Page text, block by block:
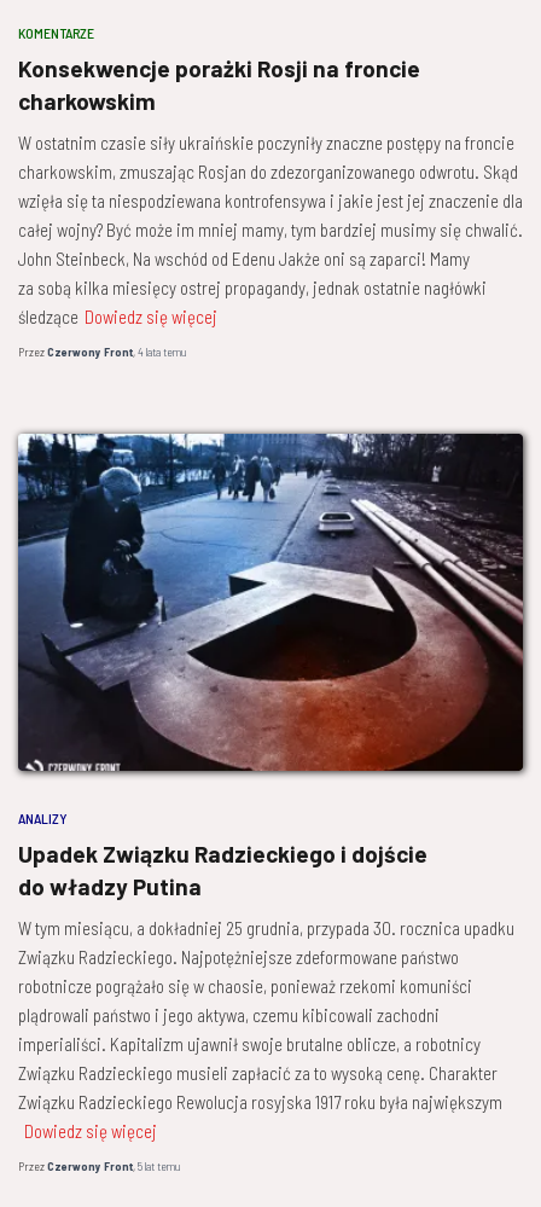
KOMENTARZE
Konsekwencje porażki Rosji na froncie
charkowskim
W ostatnim czasie siły ukraińskie poczyniły znaczne postępy na froncie
charkowskim, zmuszając Rosjan do zdezorganizowanego odwrotu. Skąd
wzięła się ta niespodziewana kontrofensywa i jakie jest jej znaczenie dla
całej wojny? Być może im mniej mamy, tym bardziej musimy się chwalić.
John Steinbeck, Na wschód od Edenu Jakże oni są zaparci! Mamy
za sobą kilka miesięcy ostrej propagandy, jednak ostatnie nagłówki
śledzące Dowiedz się więcej
PrzezCzerwony Front,4 latatemu
ANALIZY
Upadek Związku Radzieckiego i dojście
do władzy Putina
W tym miesiącu, a dokładniej 25 grudnia, przypada 30. rocznica upadku
Związku Radzieckiego. Najpotężniejsze zdeformowane państwo
robotnicze pogrążało się w chaosie, ponieważ rzekomi komuniści
plądrowali państwo i jego aktywa, czemu kibicowali zachodni
imperialiści. Kapitalizm ujawnił swoje brutalne oblicze, a robotnicy
Związku Radzieckiego musieli zapłacić za to wysoką cenę. Charakter
Związku Radzieckiego Rewolucja rosyjska 1917 roku była największym
Dowiedz się więcej
PrzezCzerwony Front,5 lattemu